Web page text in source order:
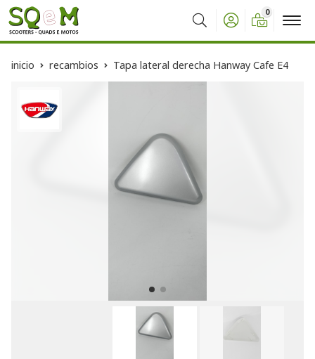
Buscar
0
inicio recambios Tapa lateral derecha Hanway Cafe E4